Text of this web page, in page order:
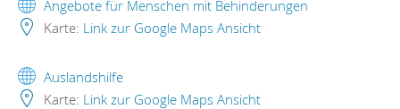
Angebote für Menschen mit Behinderungen
Karte: Link zur Google Maps Ansicht
Auslandshilfe
Karte: Link zur Google Maps Ansicht